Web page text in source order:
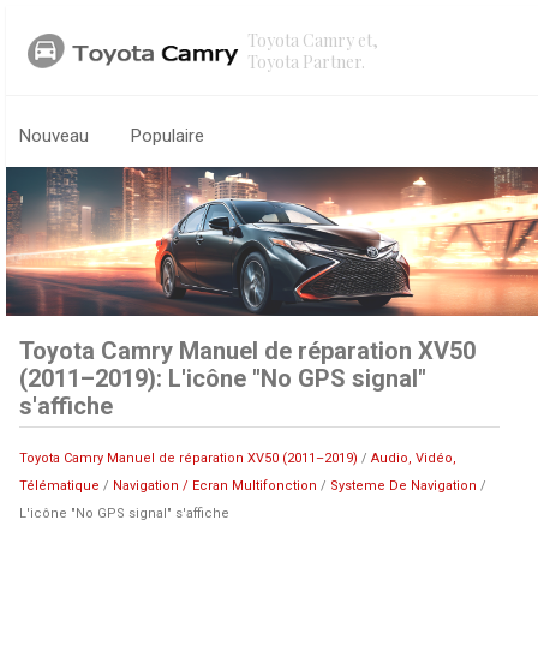
Toyota Camry et,
Toyota Partner.
Nouveau Populaire
Toyota Camry Manuel de réparation XV50
(2011–2019): L'icône "No GPS signal"
s'affiche
Toyota Camry Manuel de réparation XV50 (2011–2019) /Audio, Vidéo,
Télématique / Navigation / Ecran Multifonction / Systeme De Navigation /
L'icône "No GPS signal" s'affiche